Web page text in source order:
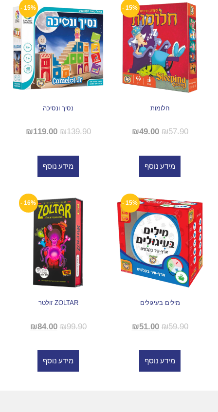
15% -
חלומות
₪57.90
₪49.00
מידע נוסף
15% -
נסיך ונסיכה
₪139.90
₪119.00
מידע נוסף
15% -
מילים בעיגולים
₪59.90
₪51.00
מידע נוסף
16% -
ZOLTAR זולטר
₪99.90
₪84.00
מידע נוסף